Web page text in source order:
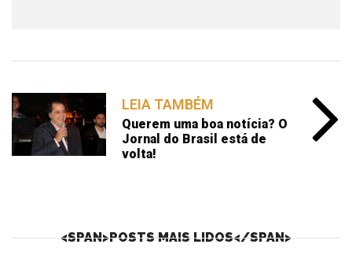
LEIA TAMBÉM
Querem uma boa notícia? O
Jornal do Brasil está de
volta!
<SPAN>POSTS MAIS LIDOS</SPAN>